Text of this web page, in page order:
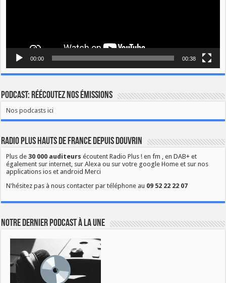
00:00 00:38
Podcast: Réécoutez nos émissions
Nos podcasts ici
Radio Plus Hauts de France depuis Douvrin
Plus de30 000 auditeurs écoutent Radio Plus ! en fm , en DAB+ et
également sur internet, sur Alexa ou sur votre google Home et sur nos
applications ios et android Merci
N'hésitez pas à nous contacter par téléphone au 09 52 22 22 07
Notre dernier podcast à la une